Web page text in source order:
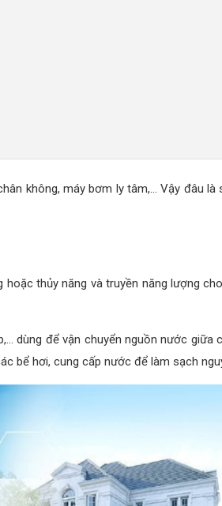
không, máy bơm ly tâm,... Vậy đâu
thủy năng và truyền năng lượng
dùng để vận chuyển nguồn nước
bể hơi, cung cấp nước để làm sạch